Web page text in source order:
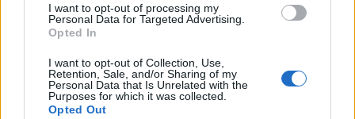
I want to opt-out of processing my
Personal Data for Targeted Advertising.
Opted In
I want to opt-out of Collection, Use,
Retention, Sale, and/or Sharing of my
Personal Data that Is Unrelated with the
Purposes for which it was collected.
Opted Out
A keresett cikk a portfolio.hu hírarchívumához
tartozik, melynek olvasása előfizetéses
regisztrációhoz kötött.
Az előfizetés a következőket tartalmazza:
Portfolio.hu teljes cikkarchívum